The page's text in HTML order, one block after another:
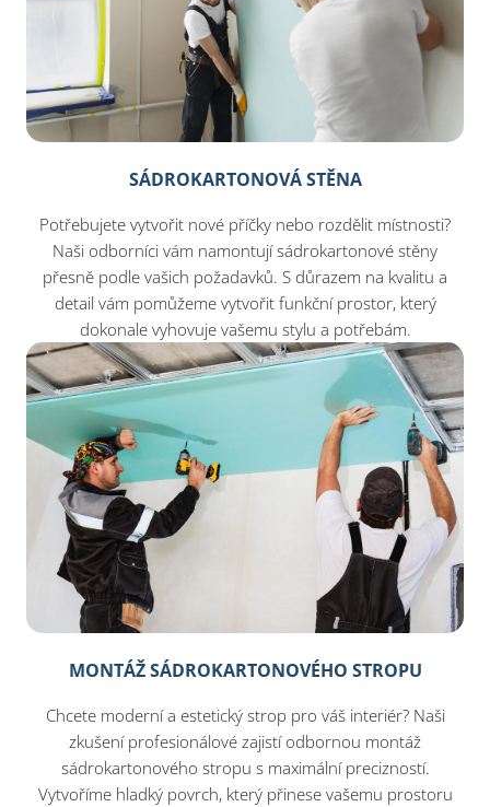
SÁDROKARTONOVÁ STĚNA
Potřebujete vytvořit nové příčky nebo rozdělit místnosti?
Naši odborníci vám namontují sádrokartonové stěny
přesně podle vašich požadavků. S důrazem na kvalitu a
detail vám pomůžeme vytvořit funkční prostor, který
dokonale vyhovuje vašemu stylu a potřebám.
MONTÁŽ SÁDROKARTONOVÉHO STROPU
Chcete moderní a estetický strop pro váš interiér? Naši
zkušení profesionálové zajistí odbornou montáž
sádrokartonového stropu s maximální precizností.
Vytvoříme hladký povrch, který přinese vašemu prostoru